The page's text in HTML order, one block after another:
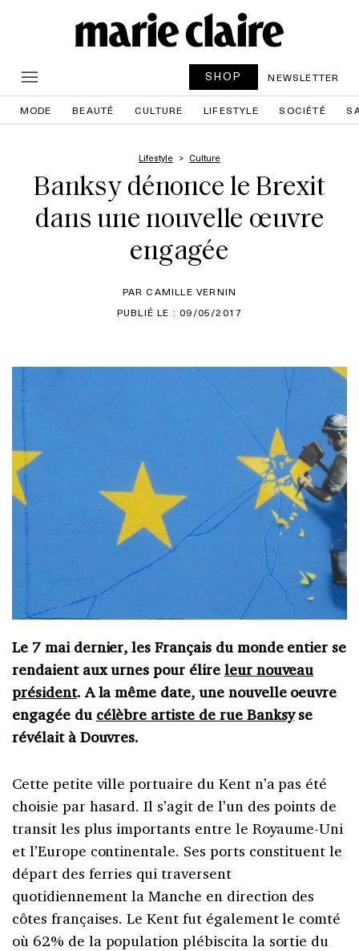
SHOP NEWSLETTER
MODE BEAUTÉ CULTURE LIFESTYLE SOCIÉTÉ
Lifestyle Culture
Banksy dénonce le Brexit
dans une nouvelle œuvre
engagée
PAR CAMILLE VERNIN
PUBLIÉ LE : 09/05/2017
Le 7 mai dernier, les Français du monde entier se
rendaient aux urnes pour élire leur nouveau
président. A la même date, une nouvelle oeuvre
engagée du célèbre artiste de rue Banksyse
révélait à Douvres.
Cette petite ville portuaire du Kent n’a pas été
choisie par hasard. Il s’agit de l’un des points de
transit les plus importants entre le Royaume-Uni
et l’Europe continentale. Ses ports constituent le
départ des ferries qui traversent
quotidiennement la Manche en direction des
côtes françaises. Le Kent fut également le comté
où 62% de la population plébiscita la sortie du